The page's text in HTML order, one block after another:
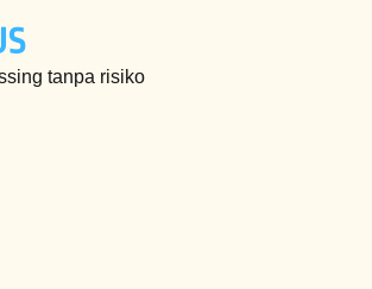
tanpa risiko